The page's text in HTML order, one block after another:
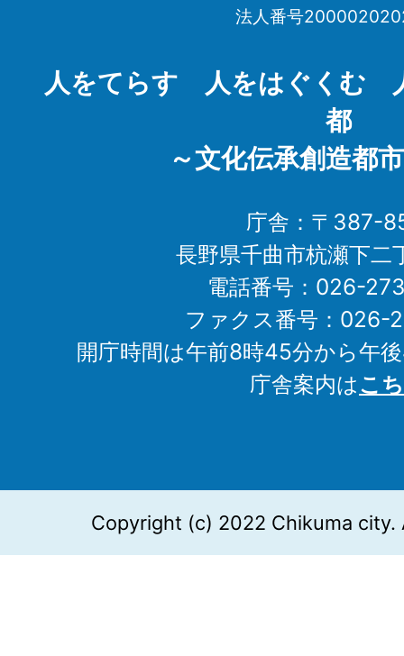
Chikuma
法人番号
人をてらす 人をはぐくむ
都
～文化伝承創造都
庁舎：〒387-
長野県千曲市杭瀬下二
電話番号：026-
ファクス番号：026-
開庁時間は午前8時45分から午
庁舎案内はこ
Copyright (c) 2022 Chikuma city.